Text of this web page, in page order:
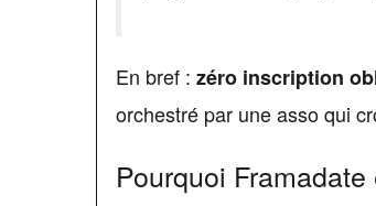
En bref : zéro inscription
orchestré par une asso qui
Pourquoi